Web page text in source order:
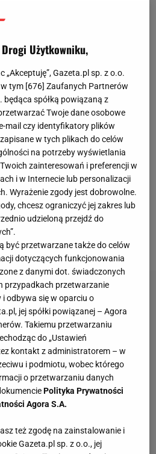
Kadra z warszawskiego
stamtąd wyruszyć na Maltę.
pojawili się na lotnisku
ledwie trzyma się
narodowej Ryszard Kulesza
bramkarza Widzewa, ale
wstawili się inni
Młynarczyka wiedli:
Terlecki i Władysław
ten pierwszy: sprawę
albo Młynarczyk leci do
Kulesza się ugiął i tym
późniejszy los.
Użytkowniku,
„Akceptuję”, Gazeta.pl sp. z o.o.
tym [676] Zaufanych Partnerów
będąca spółką powiązaną z
Twoje dane osobowe
mail czy identyfikatory plików
w tych plikach do celów
na potrzeby wyświetlania
zainteresowań i preferencji w
i w Internecie lub personalizacji
Wyrażenie zgody jest dobrowolne.
chcesz ograniczyć jej zakres lub
udzieloną przejdź do
być przetwarzane także do celów
dotyczących funkcjonowania
z danymi dot. świadczonych
przypadkach przetwarzanie
odbywa się w oparciu o
jej spółki powiązanej – Agora
Takiemu przetwarzaniu
do „Ustawień
kontakt z administratorem – w
i podmiotu, wobec którego
o przetwarzaniu danych
Polityka Prywatności
Agora S.A.
też zgodę na zainstalowanie i
Gazeta.pl sp. z o.o., jej